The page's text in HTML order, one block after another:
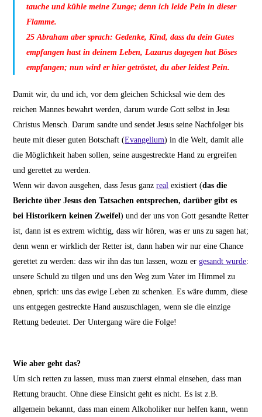
tauche und kühle meine Zunge; denn ich leide Pein in dieser
Flamme.
25Abraham aber sprach: Gedenke, Kind, dass du dein Gutes
empfangen hast in deinem Leben, Lazarus dagegen hat Böses
empfangen; nun wird er hier getröstet, du aber leidest Pein.
Damit wir, du und ich, vor dem gleichen Schicksal wie dem des
reichen Mannes bewahrt werden, darum wurde Gott selbst in Jesu
Christus Mensch. Darum sandte und sendet Jesus seine Nachfolger bis
heute mit dieser guten Botschaft (Evangelium) in die Welt, damit alle
die Möglichkeit haben sollen, seine ausgestreckte Hand zu ergreifen
und gerettet zu werden.
Wenn wir davon ausgehen, dass Jesus ganzreal existiert (das die
Berichte über Jesus den Tatsachen entsprechen, darüber gibt es
bei Historikern keinen Zweifel) und der uns von Gott gesandte Retter
ist, dann ist es extrem wichtig, dass wir hören, was er uns zu sagen hat;
denn wenn er wirklich der Retter ist, dann haben wir nur eine Chance
gerettet zu werden: dass wir ihn das tun lassen, wozu ergesandt wurde:
unsere Schuld zu tilgen und uns den Weg zum Vater im Himmel zu
ebnen, sprich: uns das ewige Leben zu schenken. Es wäre dumm, diese
uns entgegen gestreckte Hand auszuschlagen, wenn sie die einzige
Rettung bedeutet. Der Untergang wäre die Folge!
Wie aber geht das?
Um sich retten zu lassen, muss man zuerst einmal einsehen, dass man
Rettung braucht. Ohne diese Einsicht geht es nicht. Es ist z.B.
allgemein bekannt, dass man einem Alkoholiker nur helfen kann, wenn